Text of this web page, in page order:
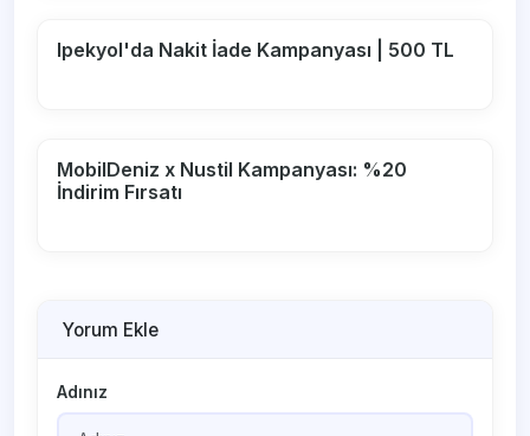
Ipekyol'da Nakit İade Kampanyası | 500 TL
MobilDeniz x Nustil Kampanyası: %20
İndirim Fırsatı
Yorum Ekle
Adınız